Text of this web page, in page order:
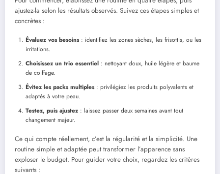
ajustez-la selon les résultats observés. Suivez ces étapes simples et
concrètes :
Évaluez vos besoins: identifiez les zones sèches, les frisottis, ou les
irritations.
Choisissez un trio essentiel : nettoyant doux, huile légère et baume
de coiffage.
Évitez les packs multiples: privilégiez les produits polyvalents et
adaptés à votre peau.
Testez, puis ajustez : laissez passer deux semaines avant tout
changement majeur.
Ce qui compte réellement, c’est la régularité et la simplicité. Une
routine simple et adaptée peut transformer l’apparence sans
exploser le budget. Pour guider votre choix, regardez les critères
suivants :